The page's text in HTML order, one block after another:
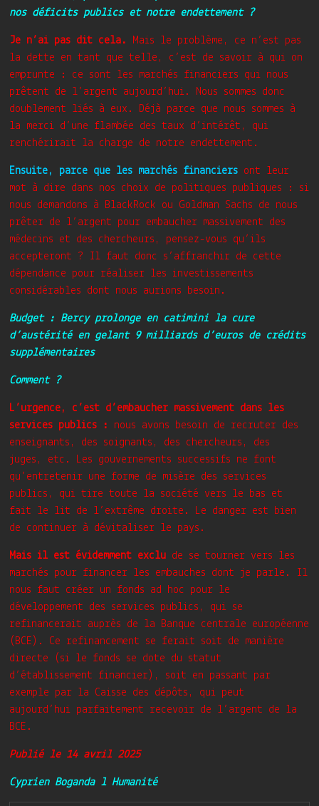
nos déficits publics et notre endettement ?
Je n’ai pas dit cela.
Mais le problème, ce n’est pas
la dette en tant que telle, c’est de savoir à qui on
emprunte : ce sont les marchés financiers qui nous
prêtent de l’argent aujourd’hui. Nous sommes donc
doublement liés à eux. Déjà parce que nous sommes à
la merci d’une flambée des taux d’intérêt, qui
renchérirait la charge de notre endettement.
Ensuite, parce que les marchés financiers ont leur
mot à dire dans nos choix de politiques publiques : si
nous demandons à BlackRock ou Goldman Sachs de nous
prêter de l’argent pour embaucher massivement des
médecins et des chercheurs, pensez-vous qu’ils
accepteront ? Il faut donc s’affranchir de cette
dépendance pour réaliser les investissements
considérables dont nous aurions besoin.
Budget :
Bercy prolonge en catimini la cure
d’austérité en gelant 9 milliards d’euros de crédits
supplémentaires
Comment ?
L’urgence, c’est d’embaucher massivement dans les
services publics :
nous avons besoin de recruter des
enseignants, des soignants, des chercheurs, des
juges, etc. Les gouvernements successifs ne font
qu’entretenir une forme de misère des services
publics, qui tire toute la société vers le bas et
fait le lit de l’extrême droite. Le danger est bien
de continuer à dévitaliser le pays.
Mais il est évidemment exclu de se tourner vers les
marchés pour financer les embauches dont je parle. Il
nous faut créer un fonds ad hoc pour le
développement des services publics, qui se
refinancerait auprès de la Banque centrale européenne
(BCE). Ce refinancement se ferait soit de manière
directe (si le fonds se dote du statut
d’établissement financier), soit en passant par
exemple par la Caisse des dépôts, qui peut
aujourd’hui parfaitement recevoir de l’argent de la
BCE.
Publié le 14 avril 2025
Cyprien Boganda l Humanité